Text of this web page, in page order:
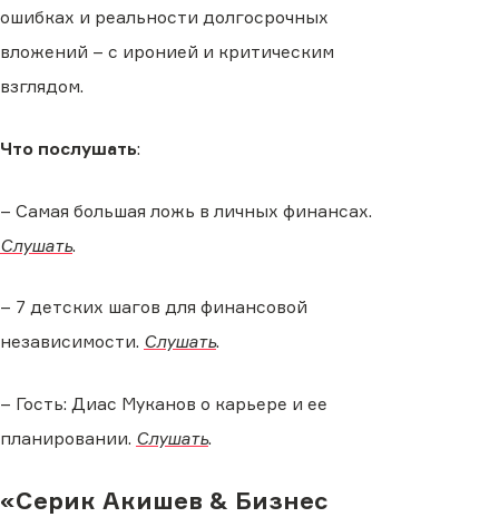
ошибках и реальности долгосрочных
вложений – с иронией и критическим
взглядом.
Что послушать:
– Самая большая ложь в личных финансах.
Слушать.
– 7 детских шагов для финансовой
независимости. Слушать.
– Гость: Диас Муканов о карьере и ее
планировании. Слушать.
«Серик Акишев & Бизнес